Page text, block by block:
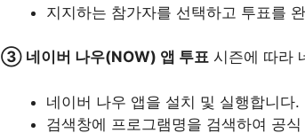
지지하는 참가자를 선택하고 투표를
③ 네이버 나우(NOW) 앱 투표 시즌에 따라
네이버 나우 앱을 설치 및 실행합니다.
검색창에 프로그램명을 검색하여 공